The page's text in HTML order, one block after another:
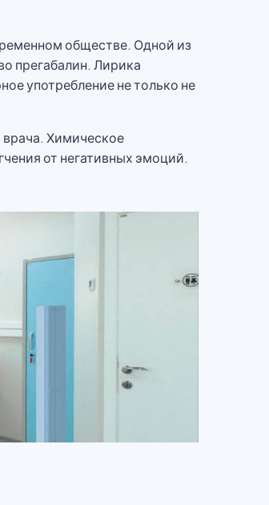
обществе. Одной из
прегабалин. Лирика
употребление не только не
врача. Химическое
от негативных эмоций.